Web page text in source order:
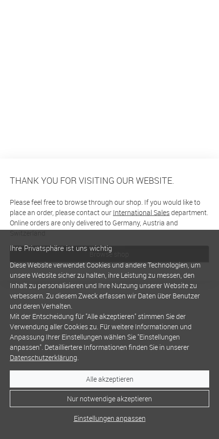
THANK YOU FOR VISITING OUR WEBSITE.
Please feel free to browse through our shop. If you would like to
place an order, please contact our International Salesdepartment.
Online orders are only delivered to Germany, Austria and
Switzerland
Browse shop
Ihre Privatsphäre ist uns wichtig
Diese Website verwendet Cookies und andere Technologien, um
unsere Website sicher zu halten, ihre Leistung zu messen, den
Inhalt zu personalisieren und Ihre Nutzung unserer Website zu
verbessern. Zu diesem Zweck erfassen wir Daten über Benutzer
und deren Verhalten.
Mit der Entscheidung für "Alle akzeptieren" stimmen Sie der
Verwendung aller Cookies zu. Für weitere Informationen und
Anpassung Ihrer Einstellungen wählen Sie "Einstellungen
anpassen". Detailliertere Informationen finden Sie in unserer
Datenschutzerklärung.
Alle akzeptieren
Nur notwendige akzeptieren
Einstellungen anpassen